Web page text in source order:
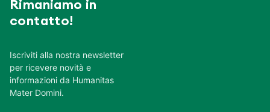
Rimaniamo in
contatto!
Iscriviti alla nostra newsletter
per ricevere novità e
informazioni da Humanitas
Mater Domini.